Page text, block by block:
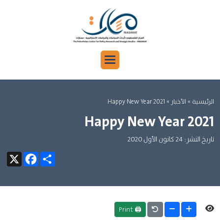
الرئيسية » الأخبار » Happy New Year 2021
Happy New Year 2021
تاريخ النشر: 24 كانون الأول 2020
X
FacebookShare
🖨 Print